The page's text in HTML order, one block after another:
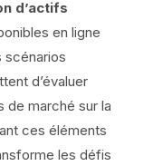
d’actifs
en ligne
scénarios
d’évaluer
de marché sur la
ces éléments
les défis